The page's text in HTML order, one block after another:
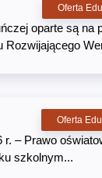
oparte są na
Oferta
– Prawo
szkolnym...
Oferta